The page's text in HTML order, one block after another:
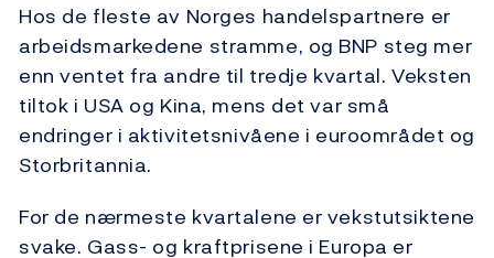
Hos de fleste av Norges handelspartnere er
arbeidsmarkedene stramme, og BNP steg mer
enn ventet fra andre til tredje kvartal. Veksten
tiltok i USA og Kina, mens det var små
endringer i aktivitetsnivåene i euroområdet og
Storbritannia.
For de nærmeste kvartalene er vekstutsiktene
svake. Gass- og kraftprisene i Europa er